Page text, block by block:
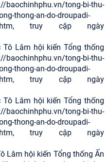
baochinhphu.vn/tong-bi-thu-
thong-an-do-droupadi-
truy cập ngày
Lâm hội kiến Tổng thống
baochinhphu.vn/tong-bi-thu-
thong-an-do-droupadi-
truy cập ngày
Lâm hội kiến Tổng thống
baochinhphu.vn/tong-bi-thu-
thong-an-do-droupadi-
truy cập ngày
Lâm hội kiến Tổng thống Ấn